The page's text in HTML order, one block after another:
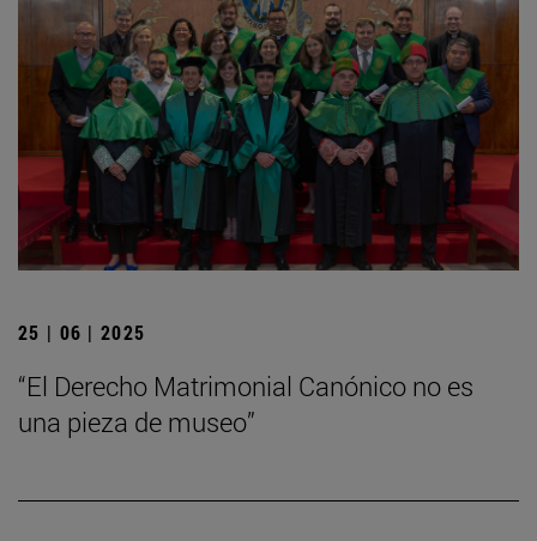
25 | 06 | 2025
“El Derecho Matrimonial Canónico no es
una pieza de museo”